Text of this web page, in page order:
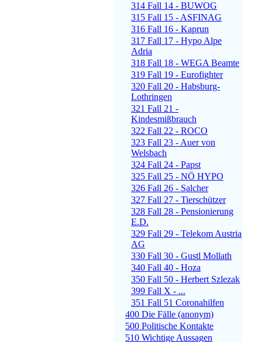
314 Fall 14 - BUWOG
315 Fall 15 - ASFINAG
316 Fall 16 - Kaprun
317 Fall 17 - Hypo Alpe
Adria
318 Fall 18 - WEGA Beamte
319 Fall 19 - Eurofighter
320 Fall 20 - Habsburg-
Lothringen
321 Fall 21 -
Kindesmißbrauch
322 Fall 22 - ROCO
323 Fall 23 - Auer von
Welsbach
324 Fall 24 - Papst
325 Fall 25 - NÖ HYPO
326 Fall 26 - Salcher
327 Fall 27 - Tierschützer
328 Fall 28 - Pensionierung
E.D.
329 Fall 29 - Telekom Austria
AG
330 Fall 30 - Gustl Mollath
340 Fall 40 - Hoza
350 Fall 50 - Herbert Szlezak
399 Fall X - ...
351 Fall 51 Coronahilfen
400 Die Fälle (anonym)
500 Politische Kontakte
510 Wichtige Aussagen